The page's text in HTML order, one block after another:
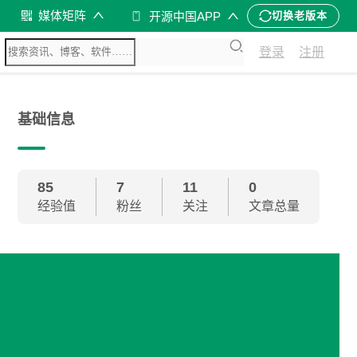
媒体矩阵 开源中国APP 切换老版本
登录 注册
基础信息
85
经验值
7
粉丝
11
关注
0
文章总量